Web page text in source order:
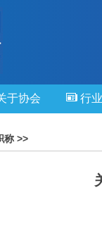
于协会 行
称 >>